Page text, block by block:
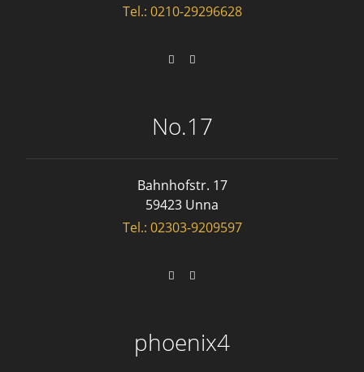
Tel.: 0210-29296628
No.17
Bahnhofstr. 17
59423 Unna
Tel.: 02303-9209597
phoenix4